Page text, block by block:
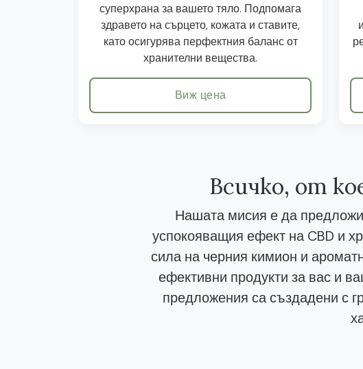
суперхрана за вашето тяло. Подпомага
здравето на сърцето, кожата и ставите,
като осигурява перфектния баланс от
хранителни вещества.
Виж цена
Всичко, от
Нашата мисия е да
успокояващия ефект на CBD и
сила на черния кимион и
ефективни продукти за вас и
предложения са създадени с